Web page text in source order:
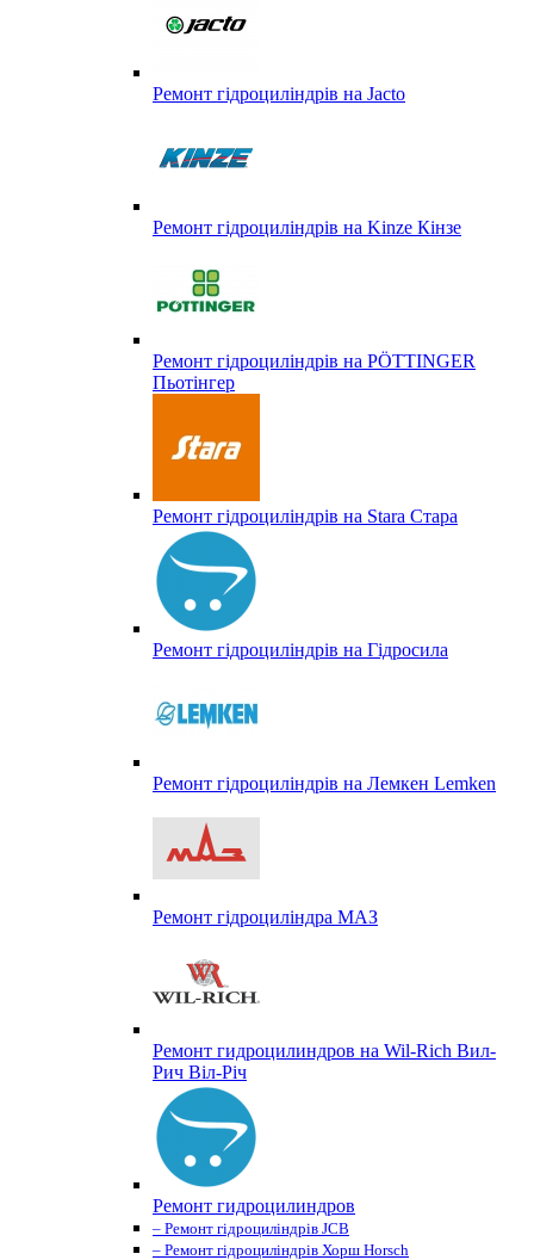
Ремонт гідроциліндрів на Jacto
Ремонт гідроциліндрів на Kinze Кінзе
Ремонт гідроциліндрів на PÖTTINGER
Пьотінгер
Ремонт гідроциліндрів на Stara Стара
Ремонт гідроциліндрів на Гідросила
Ремонт гідроциліндрів на Лемкен Lemken
Ремонт гідроциліндра МАЗ
Ремонт гидроцилиндров на Wil-Rich Вил-
Рич Віл-Річ
Ремонт гидроцилиндров
– Ремонт гідроциліндрів JCB
– Ремонт гідроциліндрів Хорш Horsch